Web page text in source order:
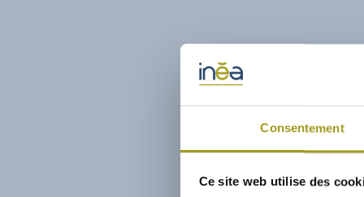
Consentement
Ce site web utilise des